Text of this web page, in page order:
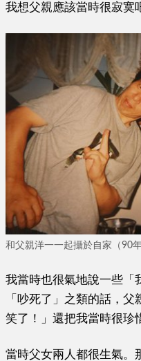
我想父親應該當時很寂寞
和父親洋一一起攝於自家（90
我當時也很氣地說一些「
「吵死了」之類的話，
笑了！」還把我當時很珍
當時父女兩人都很生氣。